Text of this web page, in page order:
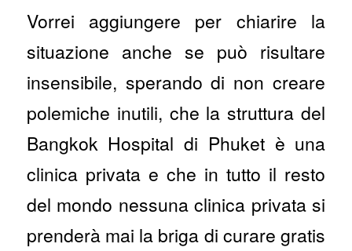
Vorrei aggiungere per chiarire la
situazione anche se può risultare
insensibile, sperando di non creare
polemiche inutili, che la struttura del
Bangkok Hospital di Phuket è una
clinica privata e che in tutto il resto
del mondo nessuna clinica privata si
prenderà mai la briga di curare gratis